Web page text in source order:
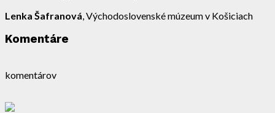
Lenka Šafranová , Východoslovenské múzeum v Košiciach
Komentáre
komentárov